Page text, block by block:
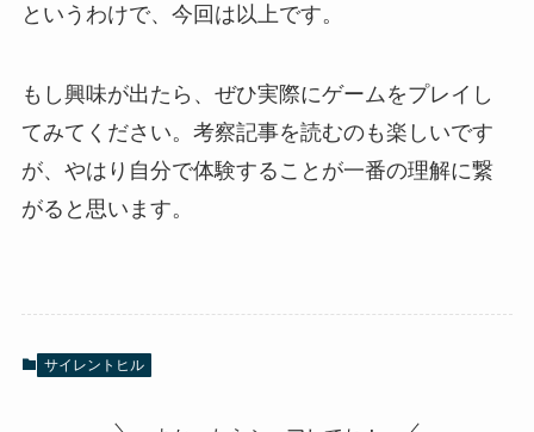
というわけで、今回は以上です。
もし興味が出たら、ぜひ実際にゲームをプレイし
てみてください。考察記事を読むのも楽しいです
が、やはり自分で体験することが一番の理解に繋
がると思います。
サイレントヒル